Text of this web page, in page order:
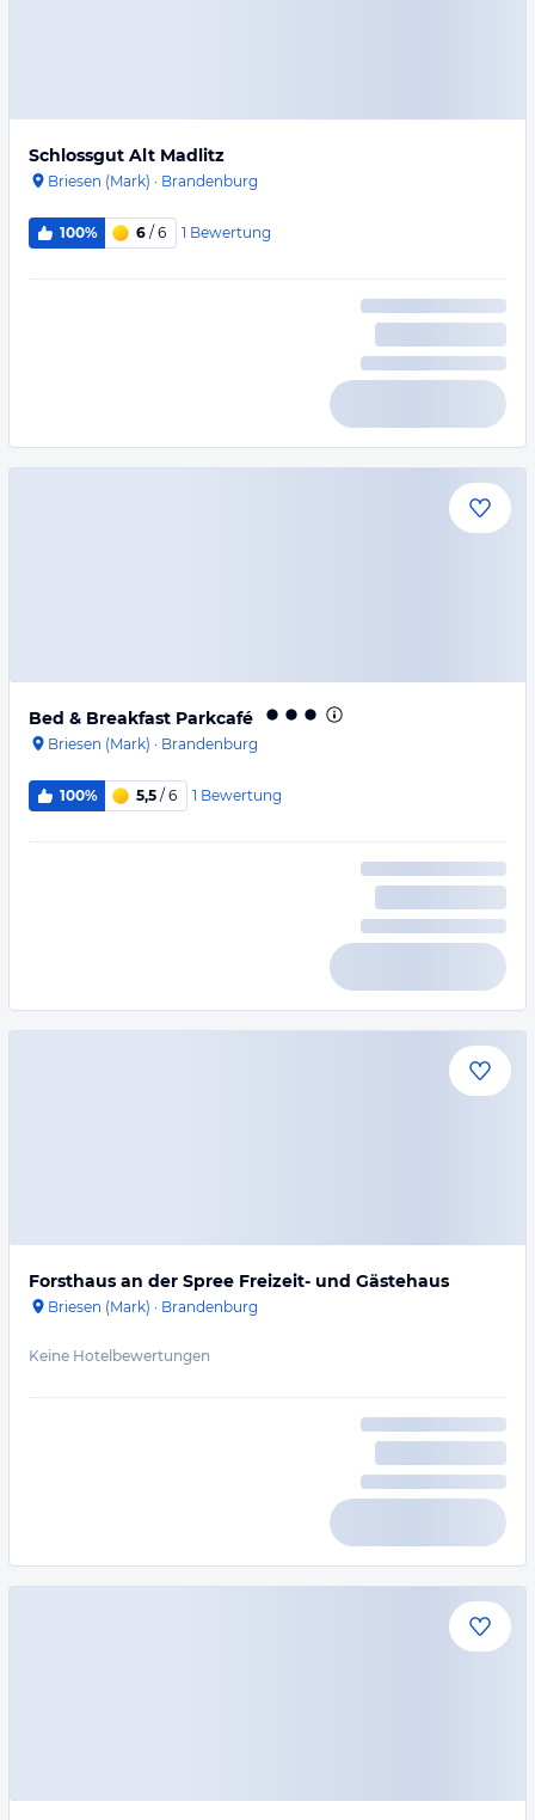
Schlossgut Alt Madlitz
Briesen (Mark) · Brandenburg
100% 6 / 6 1 Bewertung
Bed & Breakfast Parkcafé
Briesen (Mark) · Brandenburg
100% 5,5 / 6 1 Bewertung
Forsthaus an der Spree Freizeit- und Gästehaus
Briesen (Mark) · Brandenburg
Keine Hotelbewertungen